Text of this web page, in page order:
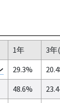
1年 3年
29.3%
48.6%